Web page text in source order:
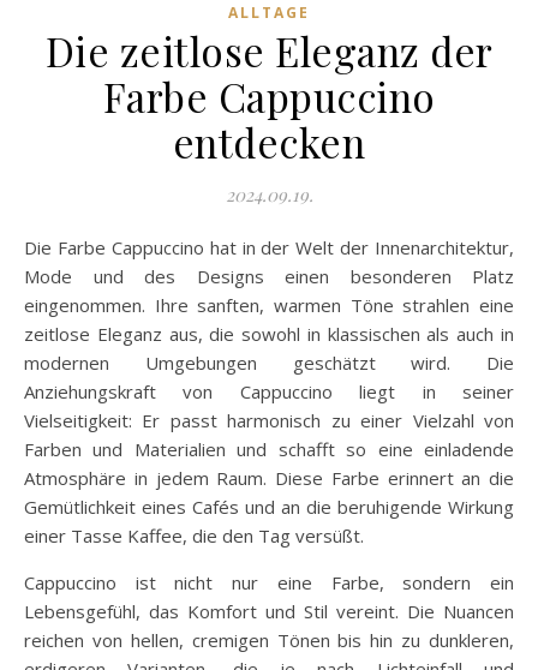
ALLTAGE
Die zeitlose Eleganz der
Farbe Cappuccino
entdecken
2024.09.19.
Die Farbe Cappuccino hat in der Welt der Innenarchitektur,
Mode und des Designs einen besonderen Platz
eingenommen. Ihre sanften, warmen Töne strahlen eine
zeitlose Eleganz aus, die sowohl in klassischen als auch in
modernen Umgebungen geschätzt wird. Die
Anziehungskraft von Cappuccino liegt in seiner
Vielseitigkeit: Er passt harmonisch zu einer Vielzahl von
Farben und Materialien und schafft so eine einladende
Atmosphäre in jedem Raum. Diese Farbe erinnert an die
Gemütlichkeit eines Cafés und an die beruhigende Wirkung
einer Tasse Kaffee, die den Tag versüßt.
Cappuccino ist nicht nur eine Farbe, sondern ein
Lebensgefühl, das Komfort und Stil vereint. Die Nuancen
reichen von hellen, cremigen Tönen bis hin zu dunkleren,